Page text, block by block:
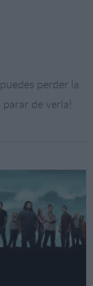
perder la
de verla!